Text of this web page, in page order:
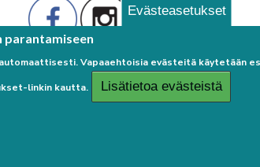
Palaute
Evästeasetukset
Vapaaehtoisia evästeitä käytetään
linkin kautta.
Lisätietoa evästeistä